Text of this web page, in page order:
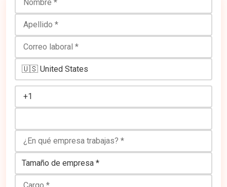
Apellido
Correo laboral
Número de teléfono
¿En qué empresa trabajas?
Tamaño de empresa
Cargo